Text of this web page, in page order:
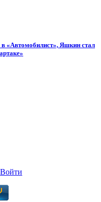
«Автомобилист», Яшкин стал
Войти